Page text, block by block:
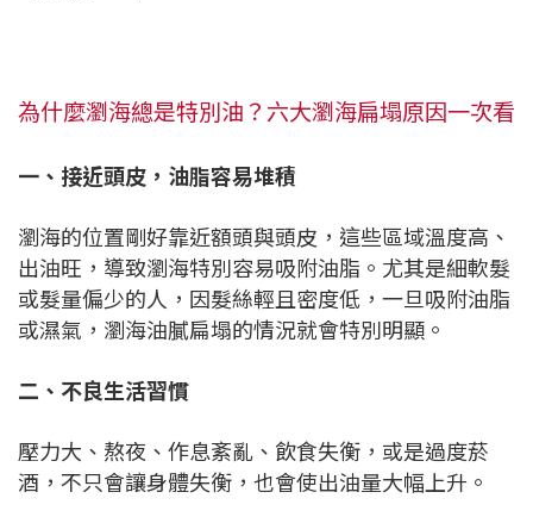
為什麼瀏海總是特別油？六大瀏海扁塌原因一次看
一、接近頭皮，油脂容易堆積
瀏海的位置剛好靠近額頭與頭皮，這些區域溫度高、
出油旺，導致瀏海特別容易吸附油脂。尤其是細軟髮
或髮量偏少的人，因髮絲輕且密度低，一旦吸附油脂
或濕氣，瀏海油膩扁塌的情況就會特別明顯。
二、不良生活習慣
壓力大、熬夜、作息紊亂、飲食失衡，或是過度菸
酒，不只會讓身體失衡，也會使出油量大幅上升。